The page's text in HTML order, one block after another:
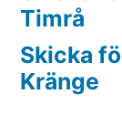
Timrå
Skicka
Kränge